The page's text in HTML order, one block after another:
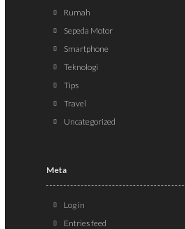
Rumah
Sepeda Motor
Smartphone
Teknologi
Tips
Travel
Uncategorized
Meta
Log in
Entries feed